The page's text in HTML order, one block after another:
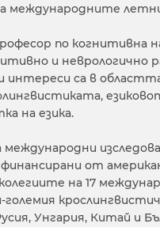
международните
по когнитивна
и неврологично
са в
на езика.
международни
от
на 17
големия
Унгария, Китай и